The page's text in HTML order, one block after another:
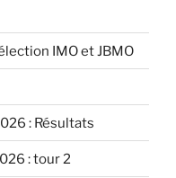
IMO et JBMO
: Résultats
: tour 2